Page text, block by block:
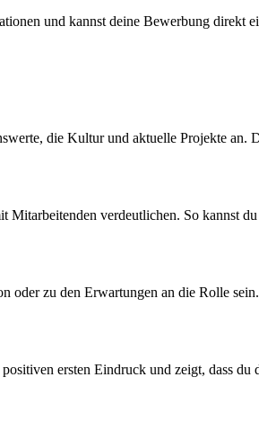
und kannst deine Bewerbung direkt
die Kultur und aktuelle Projekte an.
Mitarbeitenden verdeutlichen. So kannst
oder zu den Erwartungen an die Rolle
ersten Eindruck und zeigt, dass du